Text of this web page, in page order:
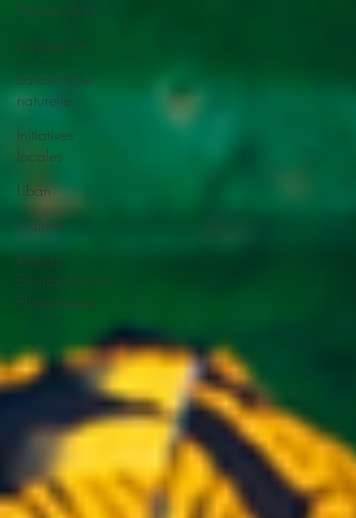
Permaculture
aquaponie
catastrophe
naturelle
Initiatives
locales
Liban
Guinée
Réseau
Environnement
Humanitaire